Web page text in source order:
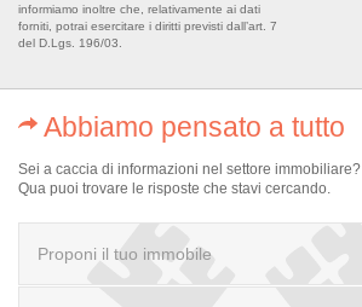
informiamo inoltre che, relativamente ai dati
forniti, potrai esercitare i diritti previsti dall’art. 7
del D.Lgs. 196/03.
Abbiamo pensato a tutto
Sei a caccia di informazioni nel settore immobiliare?
Qua puoi trovare le risposte che stavi cercando.
Proponi il tuo immobile